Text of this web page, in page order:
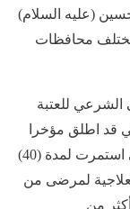
(عليه السلام)
مختلف محافظات
الشرعي للعتبة
قد اطلق مؤخرا
مبادرة عطاء الإمام الحسين (ع) الطبية، والتي استمرت لمدة (40)
لمرضى من
من